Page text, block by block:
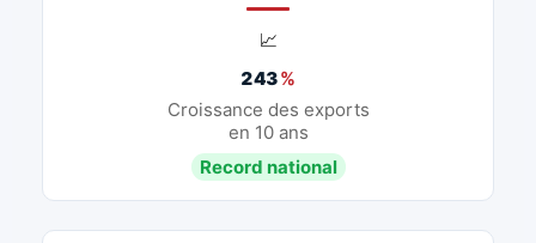
📈
243%
Croissance des exports
en 10 ans
Record national